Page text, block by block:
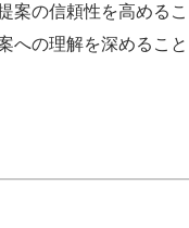
案の信頼性を高めるこ
への理解を深めること